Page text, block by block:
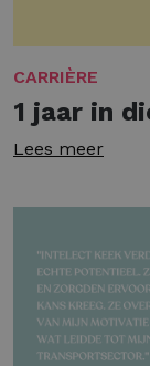
CARRIÈRE
1 jaar in
Lees meer